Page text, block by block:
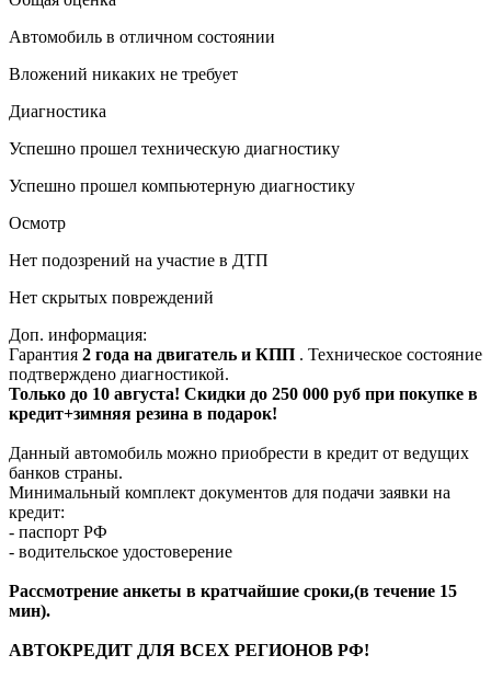
Автомобиль в отличном состоянии
Вложений никаких не требует
Диагностика
Успешно прошел техническую диагностику
Успешно прошел компьютерную диагностику
Осмотр
Нет подозрений на участие в ДТП
Нет скрытых повреждений
Доп. информация:
Гарантия 2 года на двигатель и КПП . Техническое состояние
подтверждено диагностикой.
Только до 10 августа! Скидки до 250 000 руб при покупке в
кредит+зимняя резина в подарок!
Данный автомобиль можно приобрести в кредит от ведущих
банков страны.
Минимальный комплект документов для подачи заявки на
кредит:
- паспорт РФ
- водительское удостоверение
Рассмотрение анкеты в кратчайшие сроки,(в течение 15
мин).
АВТОКРЕДИТ ДЛЯ ВСЕХ РЕГИОНОВ РФ!